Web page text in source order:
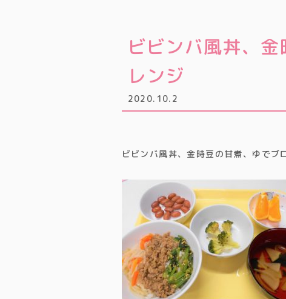
ビビンバ風丼、
レンジ
2020.10.2
ビビンバ風丼、金時豆の甘煮、ゆでブ